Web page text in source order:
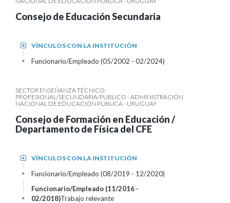
Consejo de Educación Secundaria
VÍNCULOS CON LA INSTITUCIÓN
+
Funcionario/Empleado (05/2002 - 02/2024)
+
SECTOR ENSEÑANZA TÉCNICO-
PROFESIONAL/SECUNDARIA/PÚBLICO - ADMINISTRACIÓN
NACIONAL DE EDUCACIÓN PÚBLICA - URUGUAY
Consejo de Formación en Educación /
Departamento de Física del CFE
VÍNCULOS CON LA INSTITUCIÓN
+
Funcionario/Empleado (08/2019 - 12/2020)
+
Funcionario/Empleado (11/2016 -
02/2018)Trabajo relevante
+